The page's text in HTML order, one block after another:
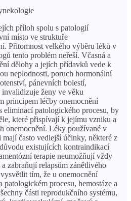
příloh spolu s patologií
místo ve struktuře
Přítomnost velkého výběru léků v
tento problém neřeší. Včasná a
dělohy a jejích přídavků vede k
neplodnosti, poruch hormonální
pánevních bolestí,
ženy ve věku
principem léčby onemocnění
eliminací patologického procesu, by
které přispívají k jejímu vzniku a
onemocnění. Léky používané v
často vedlejší účinky, některé z
existujících kontraindikací
terapie neumožňují vždy
zabraňují relapsům zánětlivého
tím, že u onemocnění
procesu, hemostáze a
části reprodukčního systému,